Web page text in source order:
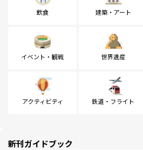
飲食 建築・アート
イベント・観戦 世界遺産
アクティビティ 鉄道・フライト
新刊ガイドブック